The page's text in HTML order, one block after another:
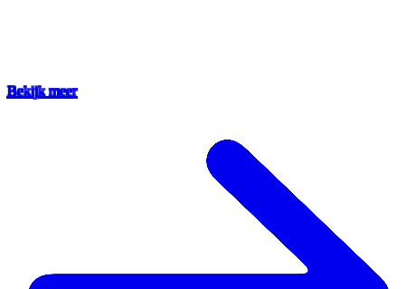
Bekijk meer